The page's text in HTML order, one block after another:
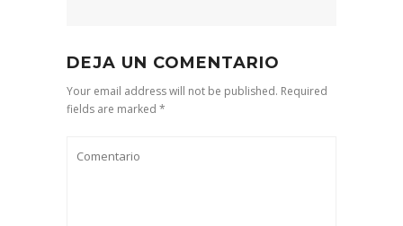
DEJA UN COMENTARIO
Your email address will not be published. Required
fields are marked *